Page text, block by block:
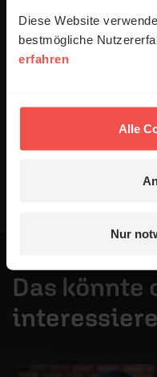
Diese Website
bestmögliche
erfahren
Alle
Nur
Alle Kommentare werden
uns das Kürzen von
Das könnte